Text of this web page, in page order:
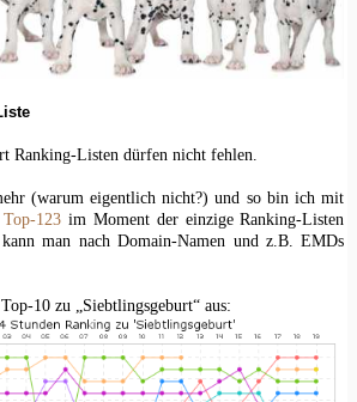
Ranking-Listen dürfen nicht fehlen.
(warum eigentlich nicht?) und so bin ich mit
123 im Moment der einzige Ranking-Listen
man nach Domain-Namen und z.B. EMDs
10 zu „Siebtlingsgeburt“ aus: